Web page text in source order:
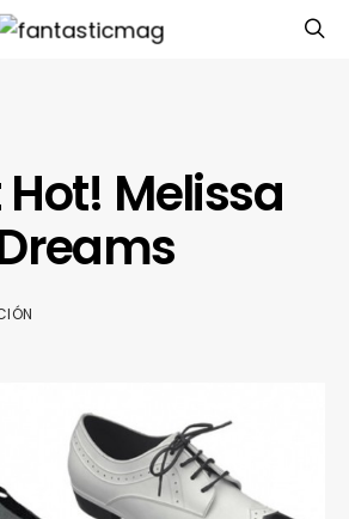
Hot! Melissa